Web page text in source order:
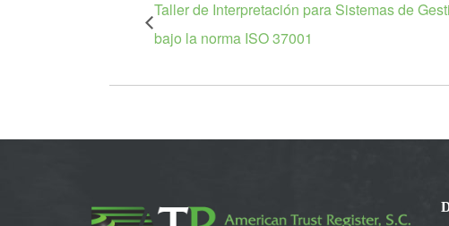
Taller de Interpretación para Sistemas de
bajo la norma ISO 37001